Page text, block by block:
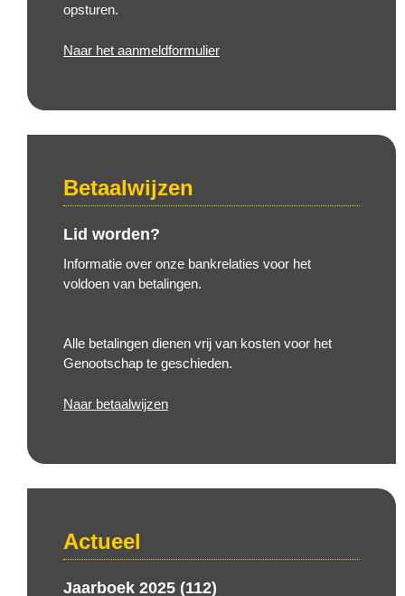
opsturen.
Naar het aanmeldformulier
Betaalwijzen
Lid worden?
Informatie over onze bankrelaties voor het
voldoen van betalingen.
Alle betalingen dienen vrij van kosten voor het
Genootschap te geschieden.
Naar betaalwijzen
Actueel
Jaarboek 2025 (112)